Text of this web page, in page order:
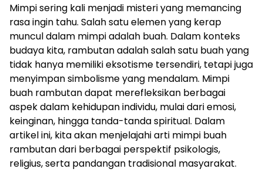
Mimpi sering kali menjadi misteri yang memancing
rasa ingin tahu. Salah satu elemen yang kerap
muncul dalam mimpi adalah buah. Dalam konteks
budaya kita, rambutan adalah salah satu buah yang
tidak hanya memiliki eksotisme tersendiri, tetapi juga
menyimpan simbolisme yang mendalam. Mimpi
buah rambutan dapat merefleksikan berbagai
aspek dalam kehidupan individu, mulai dari emosi,
keinginan, hingga tanda-tanda spiritual. Dalam
artikel ini, kita akan menjelajahi arti mimpi buah
rambutan dari berbagai perspektif psikologis,
religius, serta pandangan tradisional masyarakat.